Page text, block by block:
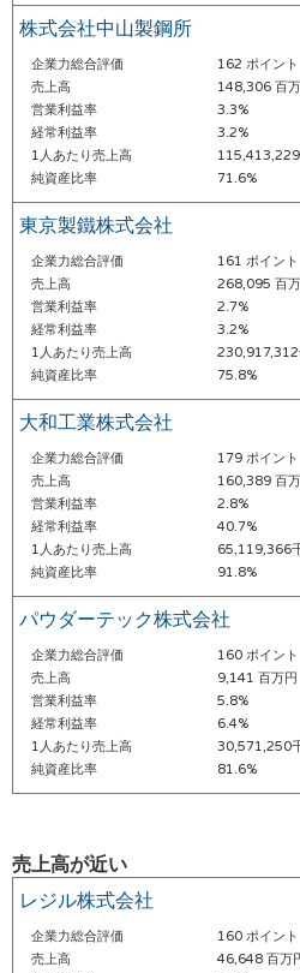
株式会社中山製鋼所
企業力総合評価
162 ポイント
売上高
148,306 百
営業利益率
3.3%
経常利益率
3.2%
1人あたり売上高
115,413,229
純資産比率
71.6%
東京製鐵株式会社
企業力総合評価
161 ポイント
売上高
268,095 百
営業利益率
2.7%
経常利益率
3.2%
1人あたり売上高
230,917,312
純資産比率
75.8%
大和工業株式会社
企業力総合評価
179 ポイント
売上高
160,389 百
営業利益率
2.8%
経常利益率
40.7%
1人あたり売上高
65,119,366
純資産比率
91.8%
パウダーテック株式会社
企業力総合評価
160 ポイント
売上高
9,141 百万円
営業利益率
5.8%
経常利益率
6.4%
1人あたり売上高
30,571,250
純資産比率
81.6%
売上高が近い
レジル株式会社
企業力総合評価
160 ポイント
売上高
46,648 百万